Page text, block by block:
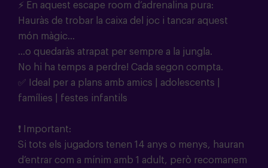
⚡ En aquest escape room d’adrenalina pura:
Hauràs de trobar la caixa del joc i tancar aquest
món màgic...
...o quedaràs atrapat per sempre a la jungla.
No hi ha temps a perdre! Cada segon compta.
✅ Ideal per a plans amb amics | adolescents |
famílies | festes infantils
❗ Important:
Si tots els jugadors tenen 14 anys o menys, hauran
d’entrar com a mínim amb 1 adult, però recomanem